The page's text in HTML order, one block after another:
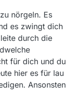
nörgeln. Es
es zwingt dich
durch die
für dich und du
hier es für lau
Ansonsten